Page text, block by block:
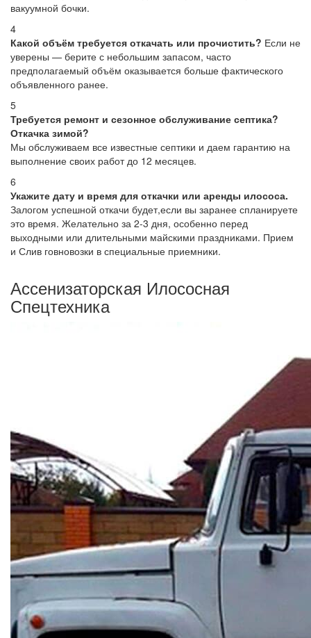
вакуумной бочки.
4
Какой объём требуется откачать или прочистить? Если не
уверены — берите с небольшим запасом, часто
предполагаемый объём оказывается больше фактического
объявленного ранее.
5
Требуется ремонт и сезонное обслуживание септика?
Откачка зимой?
Мы обслуживаем все известные септики и даем гарантию на
выполнение своих работ до 12 месяцев.
6
Укажите дату и время для откачки или аренды илососа.
Залогом успешной откачи будет,если вы заранее спланируете
это время. Желательно за 2-3 дня, особенно перед
выходными или длительными майскими праздниками. Прием
и Слив говновозки в специальные приемники.
Ассенизаторская Илососная
Спецтехника